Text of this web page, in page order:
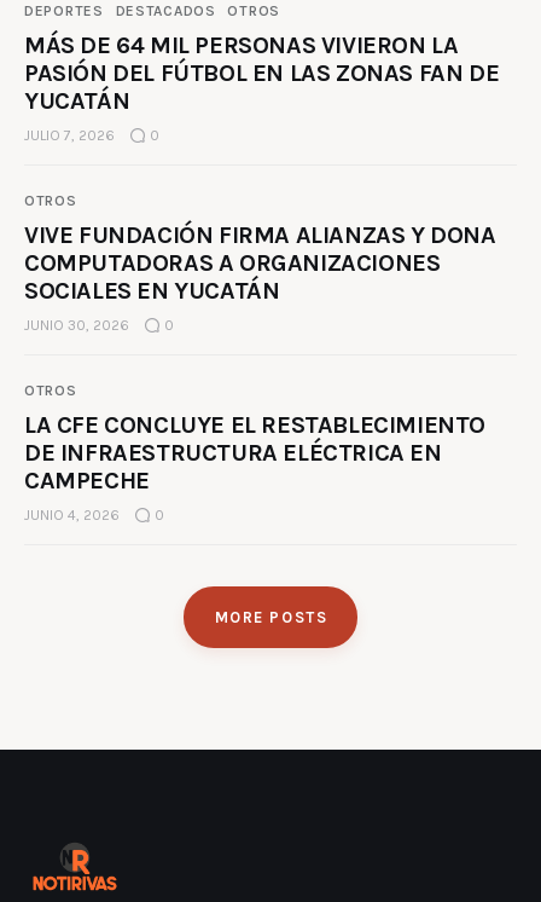
DEPORTES DESTACADOS OTROS
MÁS DE 64 MIL PERSONAS VIVIERON LA
PASIÓN DEL FÚTBOL EN LAS ZONAS FAN DE
YUCATÁN
JULIO 7, 2026 0
OTROS
VIVE FUNDACIÓN FIRMA ALIANZAS Y DONA
COMPUTADORAS A ORGANIZACIONES
SOCIALES EN YUCATÁN
JUNIO 30, 2026 0
OTROS
LA CFE CONCLUYE EL RESTABLECIMIENTO
DE INFRAESTRUCTURA ELÉCTRICA EN
CAMPECHE
JUNIO 4, 2026 0
MORE POSTS